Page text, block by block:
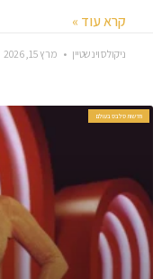
קרא עוד »
ניקולס וינשטיין מרץ 15, 2026
חדשות סלבס בעולם